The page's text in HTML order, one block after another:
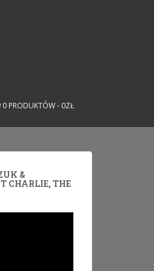
0 PRODUKTÓW 0ZŁ
&
CHARLIE, THE